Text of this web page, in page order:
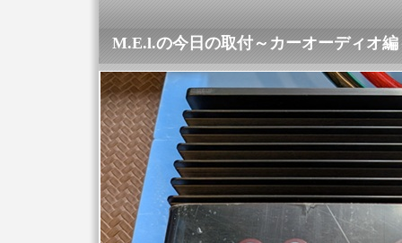
M.E.l.の今日の取付～カーオーディオ編